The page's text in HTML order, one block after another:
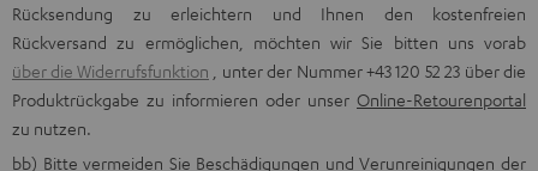
Rücksendung zu erleichtern und Ihnen den kostenfreien
Rückversand zu ermöglichen, möchten wir Sie bitten uns vorab
über die Widerrufsfunktion , unter der Nummer +43 120 52 23 über die
Produktrückgabe zu informieren oder unser Online-Retourenportal
zu nutzen.
bb) Bitte vermeiden Sie Beschädigungen und Verunreinigungen der